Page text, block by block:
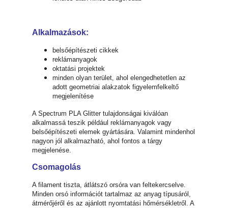
Alkalmazások:
belsőépítészeti cikkek
reklámanyagok
oktatási projektek
minden olyan terület, ahol elengedhetetlen az
adott geometriai alakzatok figyelemfelkeltő
megjelenítése
A Spectrum PLA Glitter tulajdonságai kiválóan
alkalmassá teszik például reklámanyagok vagy
belsőépítészeti elemek gyártására. Valamint mindenhol
nagyon jól alkalmazható, ahol fontos a tárgy
megjelenése.
Csomagolás
A filament tiszta, átlátszó orsóra van feltekercselve.
Minden orsó információt tartalmaz az anyag típusáról,
átmérőjéről és az ajánlott nyomtatási hőmérsékletről. A